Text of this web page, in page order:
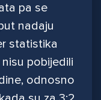
pa se
nadaju
statistika
pobijedili
odnosno